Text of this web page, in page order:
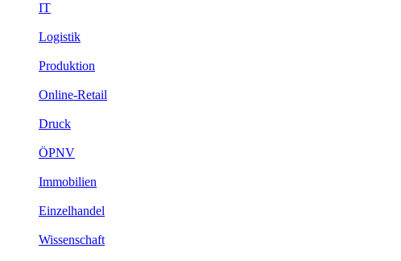
IT
Logistik
Produktion
Online-Retail
Druck
ÖPNV
Immobilien
Einzelhandel
Wissenschaft